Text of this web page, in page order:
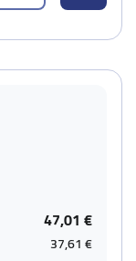
47,01 €
37,61 €